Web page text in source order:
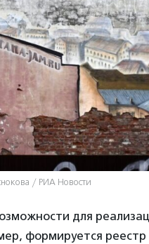
/ РИА Новости
для
формируется реестр